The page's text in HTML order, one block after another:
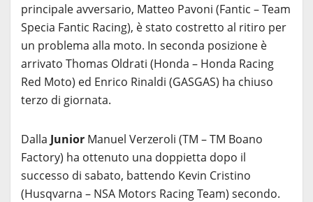
principale avversario, Matteo Pavoni (Fantic – Team
Specia Fantic Racing), è stato costretto al ritiro per
un problema alla moto. In seconda posizione è
arrivato Thomas Oldrati (Honda – Honda Racing
Red Moto) ed Enrico Rinaldi (GASGAS) ha chiuso
terzo di giornata.
Dalla Junior Manuel Verzeroli (TM – TM Boano
Factory) ha ottenuto una doppietta dopo il
successo di sabato, battendo Kevin Cristino
(Husqvarna – NSA Motors Racing Team) secondo.